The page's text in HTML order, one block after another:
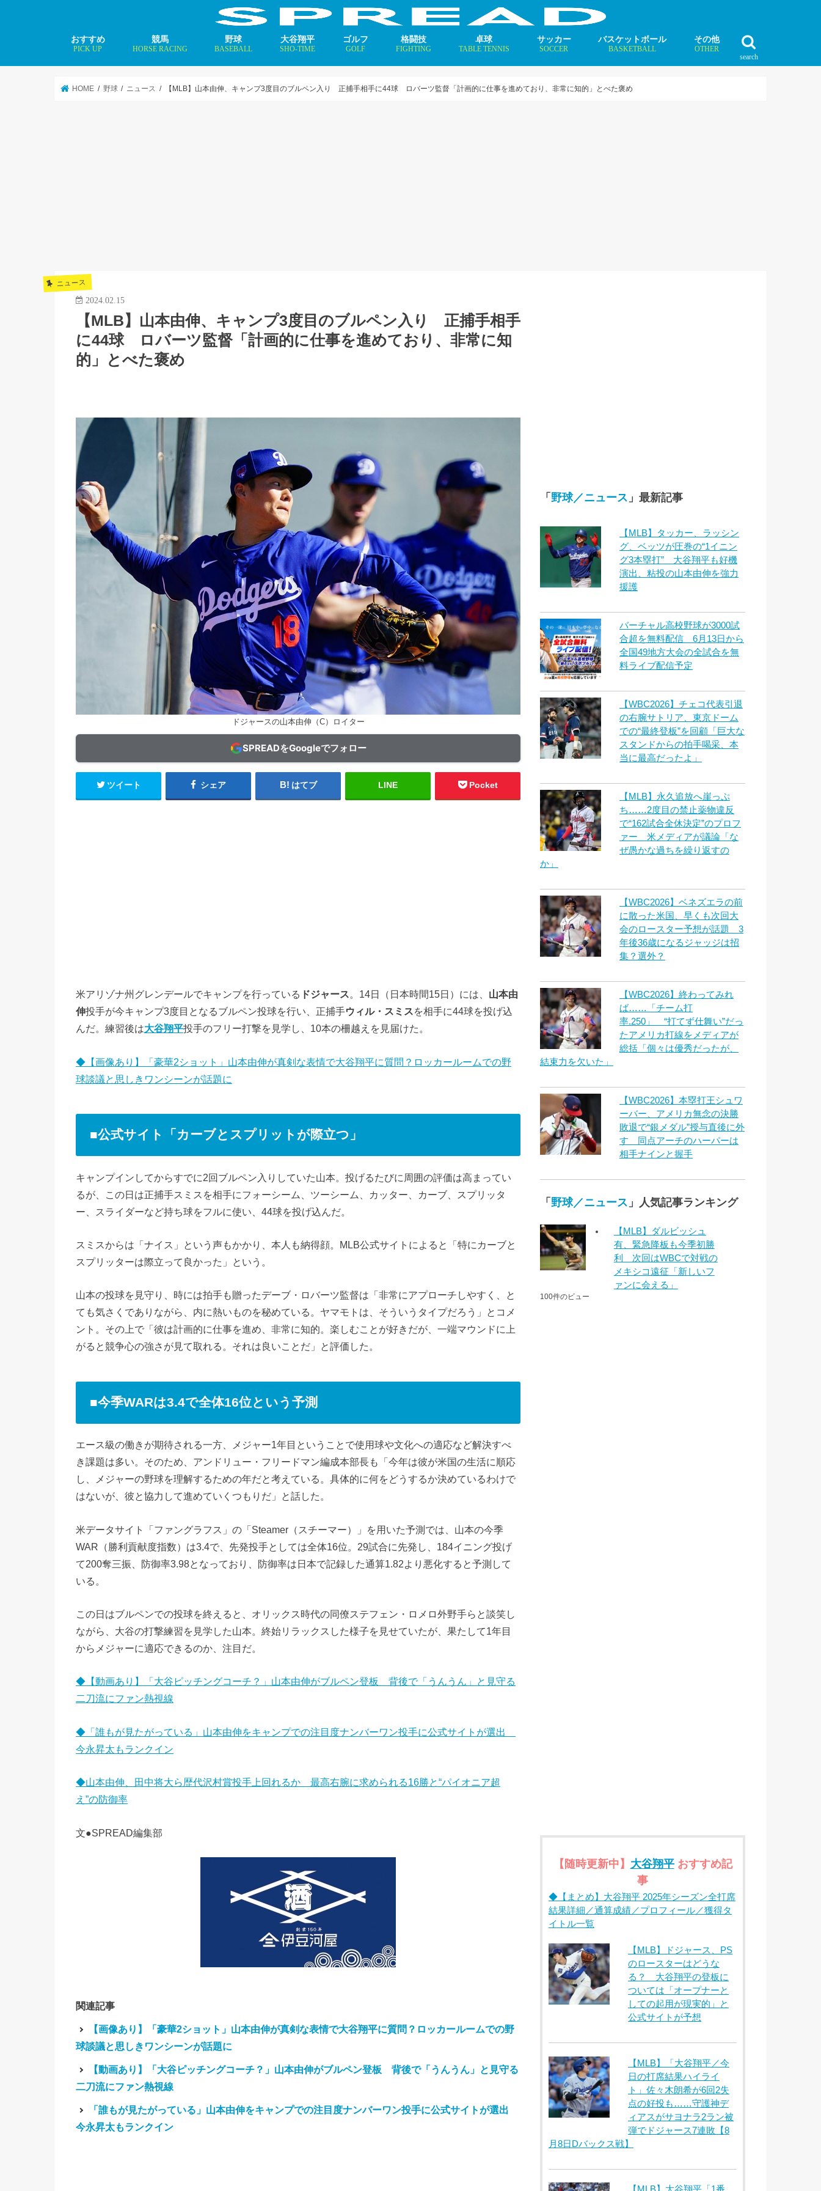
search
おすすめ
PICK UP
競馬
HORSE RACING
野球
BASEBALL
大谷翔平
SHO-TIME
ゴルフ
GOLF
格闘技
FIGHTING
卓球
TABLE TENNIS
サッカー
SOCCER
バスケットボール
BASKETBALL
その他
OTHER
HOME 野球 ニュース 【MLB】山本由伸、キャンプ3度目のブルペン入り 正捕手相手に44球 ロバーツ監督「計画的に仕事を進めており、非常に知的」とべた褒め
ニュース
2024.02.15
【MLB】山本由伸、キャンプ3度目のブルペン入り 正捕手相手
に44球 ロバーツ監督「計画的に仕事を進めており、非常に知
的」とべた褒め
ドジャースの山本由伸（C）ロイター
SPREADをGoogleでフォロー
ツイート シェア はてブ LINE Pocket
米アリゾナ州グレンデールでキャンプを行っている ドジャース。14日（日本時間15日）には、 山本由
伸投手が今キャンプ3度目となるブルペン投球を行い、正捕手ウィル・スミスを相手に44球を投げ込
んだ。練習後は大谷翔平投手のフリー打撃を見学し、10本の柵越えを見届けた。
◆【画像あり】「豪華2ショット」山本由伸が真剣な表情で大谷翔平に質問？ロッカールームでの野
球談議と思しきワンシーンが話題に
■公式サイト「カーブとスプリットが際立つ」
キャンプインしてからすでに2回ブルペン入りしていた山本。投げるたびに周囲の評価は高まってい
るが、この日は正捕手スミスを相手にフォーシーム、ツーシーム、カッター、カーブ、スプリッタ
ー、スライダーなど持ち球をフルに使い、44球を投げ込んだ。
スミスからは「ナイス」という声もかかり、本人も納得顔。MLB公式サイトによると「特にカーブと
スプリッターは際立って良かった」という。
山本の投球を見守り、時には拍手も贈ったデーブ・ロバーツ監督は「非常にアプローチしやすく、と
ても気さくでありながら、内に熱いものを秘めている。ヤマモトは、そういうタイプだろう」とコメ
ント。その上で「彼は計画的に仕事を進め、非常に知的。楽しむことが好きだが、一端マウンドに上
がると競争心の強さが見て取れる。それは良いことだ」と評価した。
■今季WARは3.4で全体16位という予測
エース級の働きが期待される一方、メジャー1年目ということで使用球や文化への適応など解決すべ
き課題は多い。そのため、アンドリュー・フリードマン編成本部長も「今年は彼が米国の生活に順応
し、メジャーの野球を理解するための年だと考えている。具体的に何をどうするか決めているわけで
はないが、彼と協力して進めていくつもりだ」と話した。
米データサイト「ファングラフス」の「Steamer（スチーマー）」を用いた予測では、山本の今季
WAR（勝利貢献度指数）は3.4で、先発投手としては全体16位。29試合に先発し、184イニング投げ
て200奪三振、防御率3.98となっており、防御率は日本で記録した通算1.82より悪化すると予測して
いる。
この日はブルペンでの投球を終えると、オリックス時代の同僚ステフェン・ロメロ外野手らと談笑し
ながら、大谷の打撃練習を見学した山本。終始リラックスした様子を見せていたが、果たして1年目
からメジャーに適応できるのか、注目だ。
◆【動画あり】「大谷ピッチングコーチ？」山本由伸がブルペン登板 背後で「うんうん」と見守る
二刀流にファン熱視線
◆「誰もが見たがっている」山本由伸をキャンプでの注目度ナンバーワン投手に公式サイトが選出
今永昇太もランクイン
◆山本由伸、田中将大ら歴代沢村賞投手上回れるか 最高右腕に求められる16勝と“パイオニア超
え”の防御率
文●SPREAD編集部
関連記事
【画像あり】「豪華2ショット」山本由伸が真剣な表情で大谷翔平に質問？ロッカールームでの野
球談議と思しきワンシーンが話題に
【動画あり】「大谷ピッチングコーチ？」山本由伸がブルペン登板 背後で「うんうん」と見守る
二刀流にファン熱視線
「誰もが見たがっている」山本由伸をキャンプでの注目度ナンバーワン投手に公式サイトが選出
今永昇太もランクイン
「 野球／ニュース 」最新記事
【MLB】タッカー、ラッシン
グ、ベッツが圧巻の“1イニン
グ3本塁打” 大谷翔平も好機
演出、粘投の山本由伸を強力
援護
バーチャル高校野球が3000試
合超を無料配信 6月13日から
全国49地方大会の全試合を無
料ライブ配信予定
【WBC2026】チェコ代表引退
の右腕サトリア、東京ドーム
での“最終登板”を回顧「巨大な
スタンドからの拍手喝采、本
当に最高だったよ」
【MLB】永久追放へ崖っぷ
ち……2度目の禁止薬物違反
で“162試合全休決定”のプロフ
ァー 米メディアが議論「な
ぜ愚かな過ちを繰り返すの
か」
【WBC2026】ベネズエラの前
に散った米国、早くも次回大
会のロースター予想が話題 3
年後36歳になるジャッジは招
集？選外？
【WBC2026】終わってみれ
ば……「チーム打
率.250」 “打てず仕舞い”だっ
たアメリカ打線をメディアが
総括「個々は優秀だったが、
結束力を欠いた」
【WBC2026】本塁打王シュワ
ーバー、アメリカ無念の決勝
敗退で“銀メダル”授与直後に外
す 同点アーチのハーパーは
相手ナインと握手
「 野球／ニュース 」人気記事ランキング
【MLB】ダルビッシュ
有、緊急降板も今季初勝
利 次回はWBCで対戦の
メキシコ遠征「新しいフ
ァンに会える」
100件のビュー
【随時更新中】 大谷翔平おすすめ記
事
◆【まとめ】大谷翔平 2025年シーズン全打席
結果詳細／通算成績／プロフィール／獲得タ
イトル一覧
【MLB】ドジャース、PS
のロースターはどうな
る？ 大谷翔平の登板に
ついては「オープナーと
しての起用が現実的」と
公式サイトが予想
【MLB】「大谷翔平／今
日の打席結果ハイライ
ト」佐々木朗希が6回2失
点の好投も……守護神デ
ィアスがサヨナラ2ラン被
弾でドジャース7連敗【8
月8日Dバックス戦】
【MLB】大谷翔平「1番